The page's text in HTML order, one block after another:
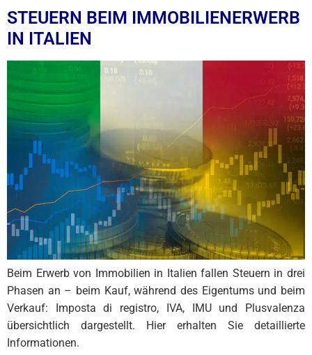
STEUERN BEIM IMMOBILIENERWERB
IN ITALIEN
Beim Erwerb von Immobilien in Italien fallen Steuern in drei
Phasen an – beim Kauf, während des Eigentums und beim
Verkauf: Imposta di registro, IVA, IMU und Plusvalenza
übersichtlich dargestellt. Hier erhalten Sie detaillierte
Informationen.